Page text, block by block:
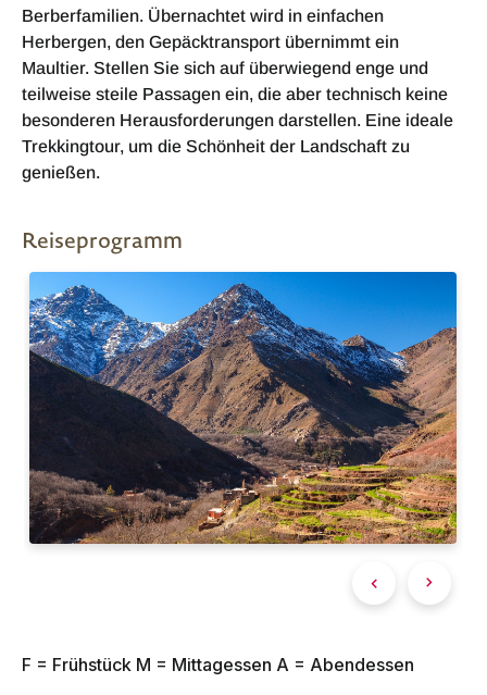
Berberfamilien. Übernachtet wird in einfachen
Herbergen, den Gepäcktransport übernimmt ein
Maultier. Stellen Sie sich auf überwiegend enge und
teilweise steile Passagen ein, die aber technisch keine
besonderen Herausforderungen darstellen. Eine ideale
Trekkingtour, um die Schönheit der Landschaft zu
genießen.
Reiseprogramm
F = Frühstück M = Mittagessen A = Abendessen